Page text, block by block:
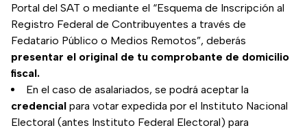
Portal del SAT o mediante el “Esquema de Inscripción al
Registro Federal de Contribuyentes a través de
Fedatario Público o Medios Remotos”, deberás
presentar el original de tu comprobante de domicilio
fiscal.
En el caso de asalariados, se podrá aceptar la
credencial para votar expedida por el Instituto Nacional
Electoral (antes Instituto Federal Electoral) para